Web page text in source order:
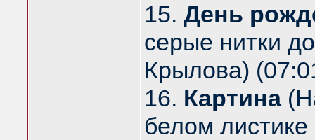
15. День
серые нитки
Крылова)
16. Картина
белом